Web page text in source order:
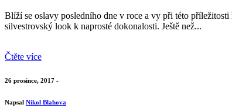
Blíží se oslavy posledního dne v roce a vy při této příležitosti
silvestrovský look k naprosté dokonalosti. Ještě než...
Čtěte více
26 prosince, 2017 -
Napsal Nikol Blahova